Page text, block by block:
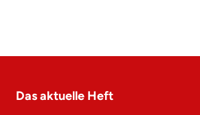
Das aktuelle Heft